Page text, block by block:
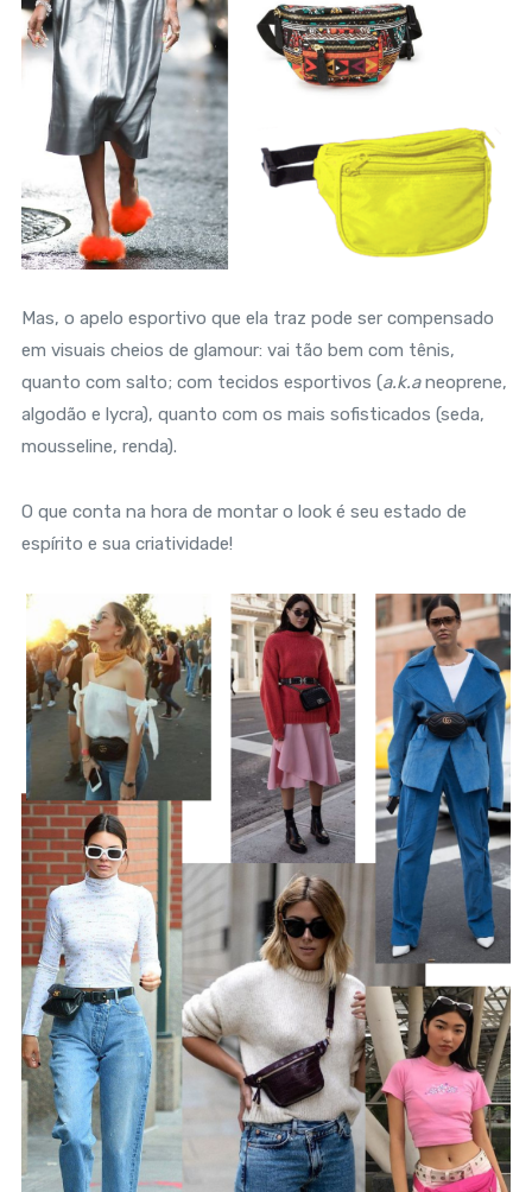
Mas, o apelo esportivo que ela traz pode ser compensado
em visuais cheios de glamour: vai tão bem com tênis,
quanto com salto; com tecidos esportivos (a.k.aneoprene,
algodão e lycra), quanto com os mais sofisticados (seda,
mousseline, renda).
O que conta na hora de montar o look é seu estado de
espírito e sua criatividade!